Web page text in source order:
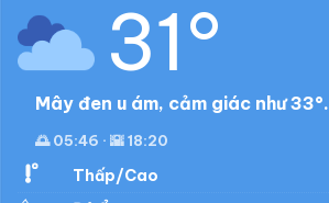
31°
Mây đen u ám, cảm giác như 33°.
🌅 05:46 · 🌇 18:20
Thấp/Cao